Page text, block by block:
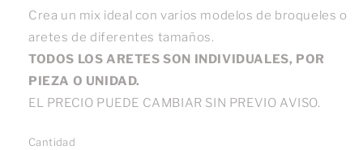
Crea un mix ideal con varios modelos de broqueles o
aretes de diferentes tamaños.
TODOS LOS ARETES SON INDIVIDUALES, POR
PIEZA O UNIDAD.
EL PRECIO PUEDE CAMBIAR SIN PREVIO AVISO.
Cantidad